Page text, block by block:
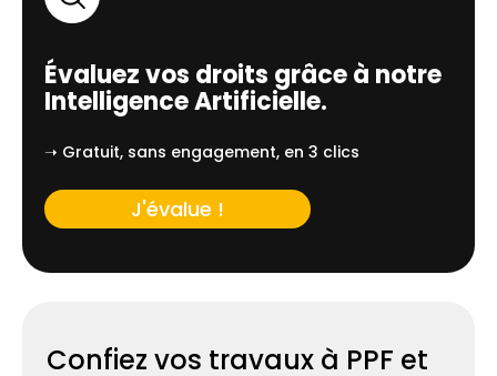
Évaluez vos droits grâce à notre
Intelligence Artificielle.
➝ Gratuit, sans engagement, en 3 clics
J'évalue !
Confiez vos travaux à PPF et